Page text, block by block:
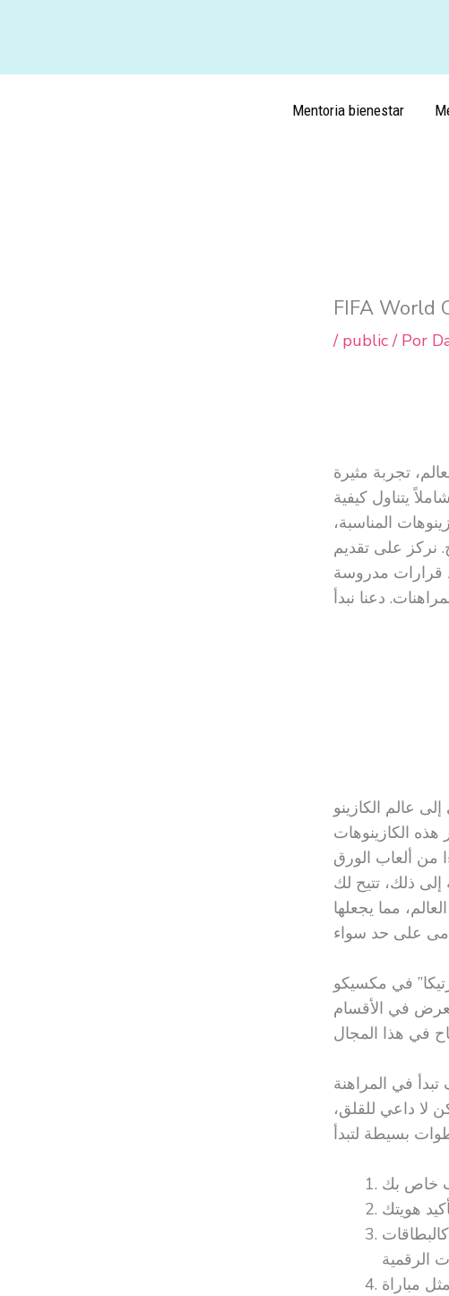
Mentoria bienestar
/ public/ Por
تجربة مثيرة
يتناول كيفية
الكازينوهات المناسبة،
نركز على تقديم
قرارات مدروسة
عالم الكازينو
هذه الكازينوهات
من ألعاب الورق
إلى ذلك، تتيح لك
مما يجعلها
أزتيكا” في مكسيكو
في الأقسام
في المراهنة
لا داعي للقلق،
مباراة